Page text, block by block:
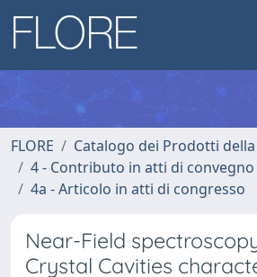
FLORE
Catalogo dei Prodotti della
4 - Contributo in atti di
4a - Articolo in atti di congresso
Near-Field
Crystal Cavities